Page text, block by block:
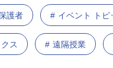
護者 イベント トピ
ス 遠隔授業